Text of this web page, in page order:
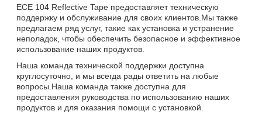
ECE 104 Reflective Tape предоставляет техническую
поддержку и обслуживание для своих клиентов.Мы также
предлагаем ряд услуг, такие как установка и устранение
неполадок, чтобы обеспечить безопасное и эффективное
использование наших продуктов.
Наша команда технической поддержки доступна
круглосуточно, и мы всегда рады ответить на любые
вопросы.Наша команда также доступна для
предоставления руководства по использованию наших
продуктов и для оказания помощи с установкой.